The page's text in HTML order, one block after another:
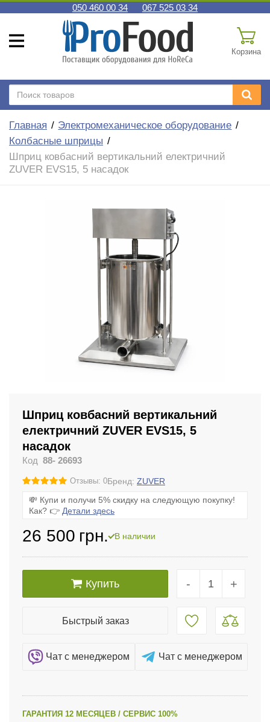
050 460 00 34 067 525 03 34
Корзина
Главная
Электромеханическое оборудование
Колбасные шприцы
Шприц ковбасний вертикальний електричний
ZUVER EVS15, 5 насадок
Шприц ковбасний вертикальний
електричний ZUVER EVS15, 5
насадок
Код 88- 26693
Отзывы: 0Бренд: ZUVER
💸 Купи и получи 5% скидку на следующую покупку!
Как? 👉 Детали здесь
26 500 грн. В наличии
- +
Купить
Быстрый заказ
Чат c менеджером Чат c менеджером
ГАРАНТИЯ 12 МЕСЯЦЕВ / СЕРВИС 100%